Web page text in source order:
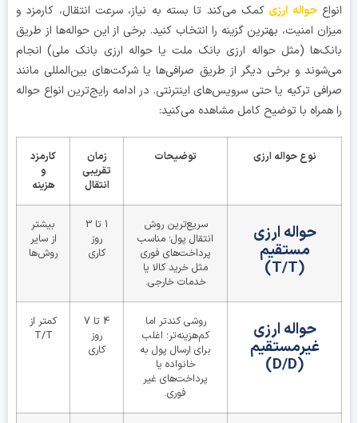
حواله ارزی کمک می‌کند تا بسته به نیاز، سرعت انتقال، کارمزد و
امنیت، بهترین گزینه را انتخاب کنید. برخی از این حواله‌ها از طریق
(مثل حواله ارزی بانک ملت یا حواله ارزی بانک ملی) انجام
و برخی دیگر از طریق صرافی‌ها یا شرکت‌های بین‌المللی مانند
ترکیه یا حتی سرویس‌های اینترنتی. در ادامه رایج‌ترین انواع حواله
با توضیح کامل مشاهده می‌کنید:
نوع حواله ارزی توضیحات
حواله ارزی
مستقیم
سریع‌ترین روش
انتقال پول؛ مناسب
پرداخت‌های فوری
مثل خرید کالا یا
خدمات خارجی.
روش‌ها
حواله ارزی
غیرمستقیم
روشی کندتر اما
کم‌هزینه‌تر؛ اغلب
برای ارسال پول به
خانواده یا
پرداخت‌های غیر
کمتر از